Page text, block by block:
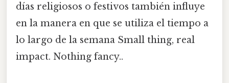
días religiosos o festivos también influye
en la manera en que se utiliza el tiempo a
lo largo de la semana Small thing, real
impact. Nothing fancy..